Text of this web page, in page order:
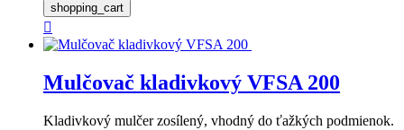
shopping_cart

Mulčovač kladivkový VFSA 200
Kladivkový mulčer zosílený, vhodný do ťažkých podmienok.